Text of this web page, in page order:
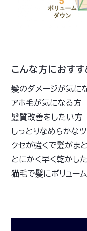
こんな方におすす
髪のダメージが気に
アホ毛が気になる方
髪質改善をしたい方
しっとりなめらかな
クセが強くで髪がま
とにかく早く乾かし
猫毛で髪にボリュー